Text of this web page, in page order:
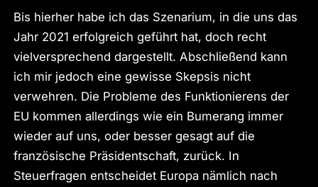
Bis hierher habe ich das Szenarium, in die uns das
Jahr 2021 erfolgreich geführt hat, doch recht
vielversprechend dargestellt. Abschließend kann
ich mir jedoch eine gewisse Skepsis nicht
verwehren. Die Probleme des Funktionierens der
EU kommen allerdings wie ein Bumerang immer
wieder auf uns, oder besser gesagt auf die
französische Präsidentschaft, zurück. In
Steuerfragen entscheidet Europa nämlich nach